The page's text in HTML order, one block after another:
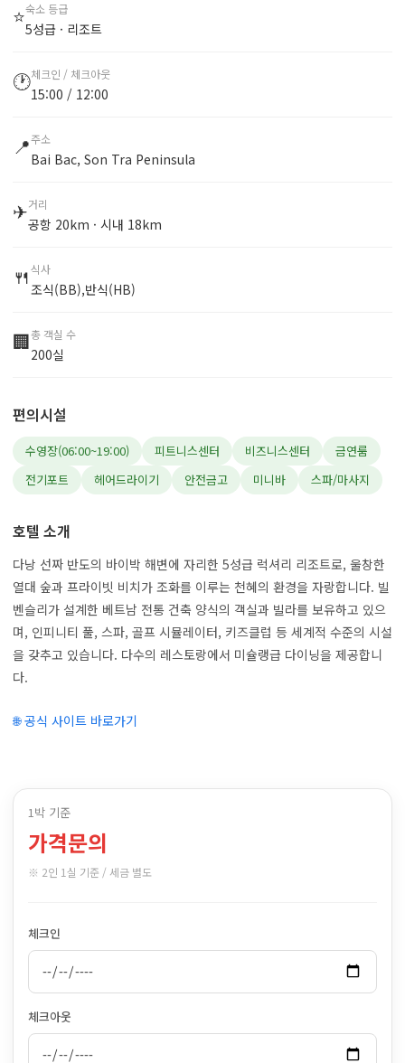
⭐숙소 등급
5성급 · 리조트
🕐체크인 / 체크아웃
15:00 / 12:00
📍주소
Bai Bac, Son Tra Peninsula
✈거리
공항 20km · 시내 18km
🍴식사
조식(BB),반식(HB)
🏢총 객실 수
200실
편의시설
수영장(06:00~19:00) 피트니스센터 비즈니스센터
금연룸
전기포트
헤어드라이기 안전금고 미니바 스파/마사지
호텔 소개
다낭 선짜 반도의 바이박 해변에 자리한 5성급 럭셔리 리조트로, 울창한
열대 숲과 프라이빗 비치가 조화를 이루는 천혜의 환경을 자랑합니다. 빌
벤슬리가 설계한 베트남 전통 건축 양식의 객실과 빌라를 보유하고 있으
며, 인피니티 풀, 스파, 골프 시뮬레이터, 키즈클럽 등 세계적 수준의 시설
을 갖추고 있습니다. 다수의 레스토랑에서 미슐랭급 다이닝을 제공합니
다.
🌐 공식 사이트 바로가기
1박 기준
가격문의
※ 2인 1실 기준 / 세금 별도
체크인
체크아웃